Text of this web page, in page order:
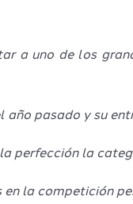
a uno de los
año pasado y su
perfección la
en la competición